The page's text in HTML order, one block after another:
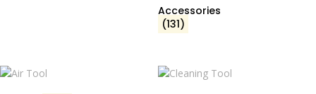
Accessories
(131)